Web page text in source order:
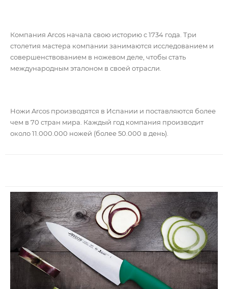
Компания Arcos начала свою историю с 1734 года. Три
столетия мастера компании занимаются исследованием и
совершенствованием в ножевом деле, чтобы стать
международным эталоном в своей отрасли.
Ножи Arcos производятся в Испании и поставляются более
чем в 70 стран мира. Каждый год компания производит
около 11.000.000 ножей (более 50.000 в день).